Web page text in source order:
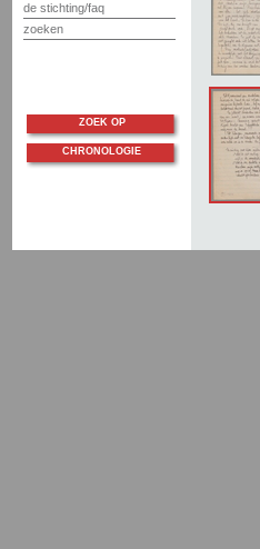
de stichting/faq
zoeken
ZOEK OP
CHRONOLOGIE